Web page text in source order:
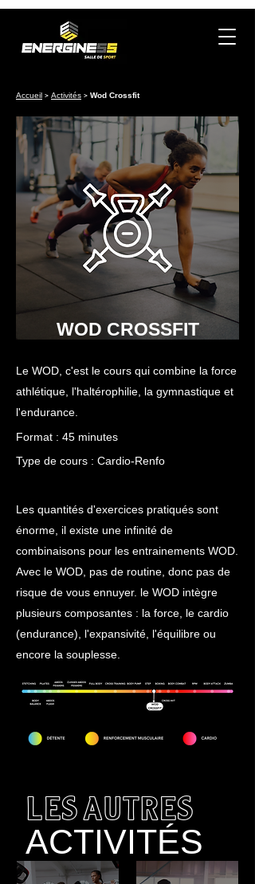
Accueil > Activités > Wod Crossfit
WOD CROSSFIT
Le WOD, c'est le cours qui combine la force
athlétique, l'haltérophilie, la gymnastique et
l'endurance.
Format : 45 minutes
Type de cours : Cardio-Renfo
Les quantités d'exercices pratiqués sont
énorme, il existe une infinité de
combinaisons pour les entrainements WOD.
Avec le WOD, pas de routine, donc pas de
risque de vous ennuyer. le WOD intègre
plusieurs composantes : la force, le cardio
(endurance), l'expansivité, l'équilibre ou
encore la souplesse.
LES AUTRES
ACTIVITÉS